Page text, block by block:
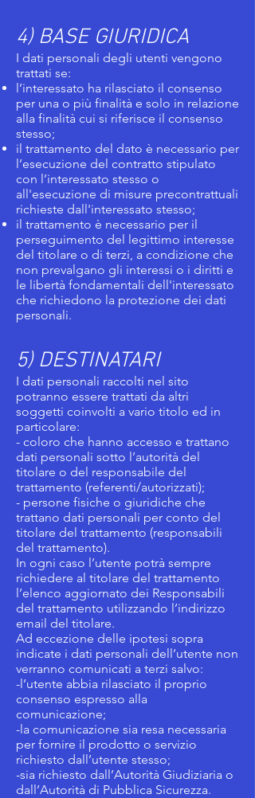
4) BASE GIURIDICA
I dati personali degli utenti vengono
trattati se:
l’interessato ha rilasciato il consenso
per una o più finalità e solo in relazione
alla finalità cui si riferisce il consenso
stesso;
il trattamento del dato è necessario per
l’esecuzione del contratto stipulato
con l’interessato stesso o
all'esecuzione di misure precontrattuali
richieste dall'interessato stesso;
il trattamento è necessario per il
perseguimento del legittimo interesse
del titolare o di terzi, a condizione che
non prevalgano gli interessi o i diritti e
le libertà fondamentali dell'interessato
che richiedono la protezione dei dati
personali.
5) DESTINATARI
I dati personali raccolti nel sito
potranno essere trattati da altri
soggetti coinvolti a vario titolo ed in
particolare:
- coloro che hanno accesso e trattano
dati personali sotto l’autorità del
titolare o del responsabile del
trattamento (referenti/autorizzati);
- persone fisiche o giuridiche che
trattano dati personali per conto del
titolare del trattamento (responsabili
del trattamento).
In ogni caso l’utente potrà sempre
richiedere al titolare del trattamento
l’elenco aggiornato dei Responsabili
del trattamento utilizzando l’indirizzo
email del titolare.
Ad eccezione delle ipotesi sopra
indicate i dati personali dell’utente non
verranno comunicati a terzi salvo:
-l’utente abbia rilasciato il proprio
consenso espresso alla
comunicazione;
-la comunicazione sia resa necessaria
per fornire il prodotto o servizio
richiesto dall’utente stesso;
-sia richiesto dall’Autorità Giudiziaria o
dall’Autorità di Pubblica Sicurezza.